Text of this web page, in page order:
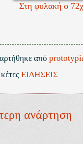
Στη φυλακή ο
από
ΕΙΔΗΣΕΙΣ
ανάρτηση